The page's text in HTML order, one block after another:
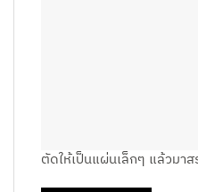
ตัดให้เป็นแผ่นเล็กๆ แล้วมา